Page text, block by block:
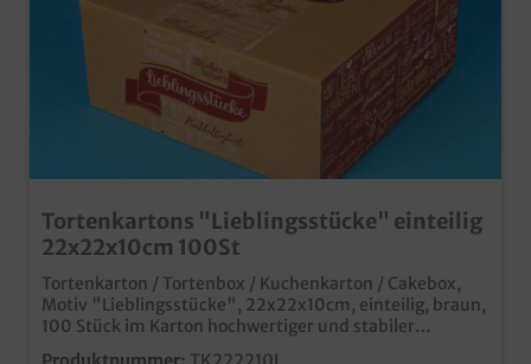
Tortenkartons "Lieblingsstücke" einteilig
22x22x10cm 100St
Tortenkarton / Tortenbox / Kuchenkarton / Cakebox,
Motiv "Lieblingsstücke", 22x22x10cm, einteilig, braun,
100 Stück im Karton hochwertiger und stabiler
Transportkarton für Torten, Kuchen und